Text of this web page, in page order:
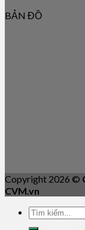
BẢN ĐỒ
Copyright 2026 ©
CVM.vn